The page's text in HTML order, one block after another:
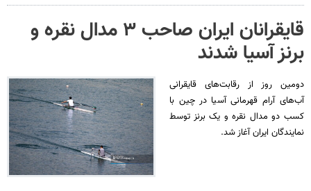
قایقرانان ایران صاحب ۳ مدال نقره و
برنز آسیا شدند
دومین روز از رقابت‌های قایقرانی
آب‌های آرام قهرمانی آسیا در چین با
کسب دو مدال نقره و یک برنز توسط
نمایندگان ایران آغاز شد.